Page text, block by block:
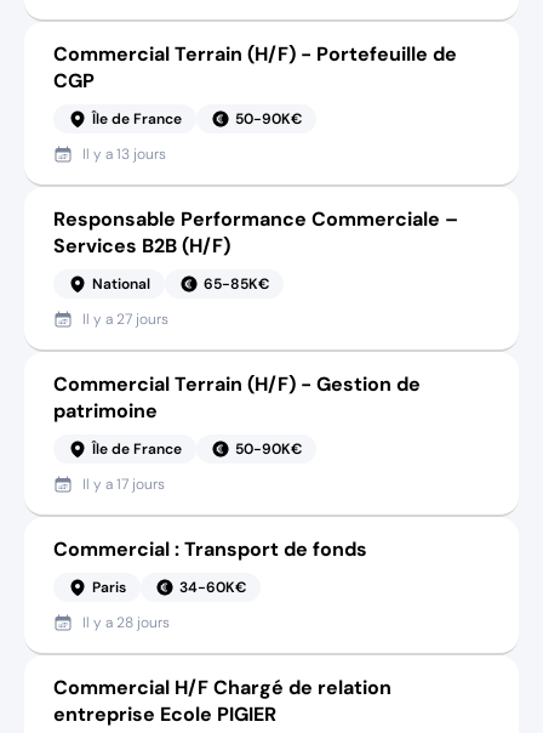
Commercial Terrain (H/F) - Portefeuille de
CGP
Île de France
50-90K€
Il y a13 jours
Responsable Performance Commerciale –
Services B2B (H/F)
National
65-85K€
Il y a 27 jours
Commercial Terrain (H/F) - Gestion de
patrimoine
Île de France
50-90K€
Il y a17 jours
Commercial : Transport de fonds
Paris
34-60K€
Il y a 28 jours
Commercial H/F Chargé de relation
entreprise Ecole PIGIER